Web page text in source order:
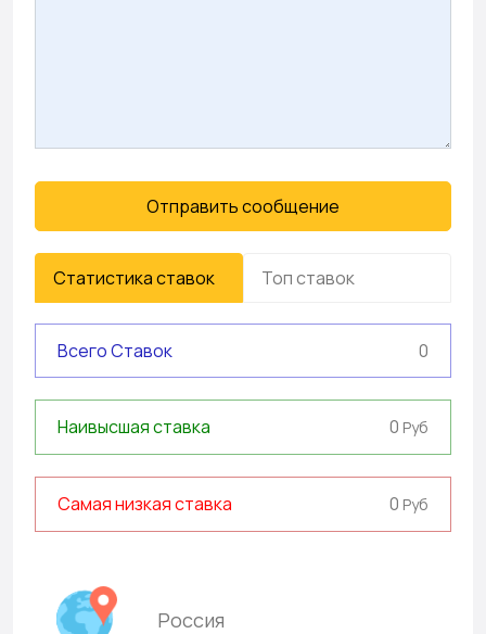
Отправить сообщение
Статистика ставок Топ ставок
Всего Ставок 0
Наивысшая ставка 0 Руб
Самая низкая ставка 0 Руб
Россия